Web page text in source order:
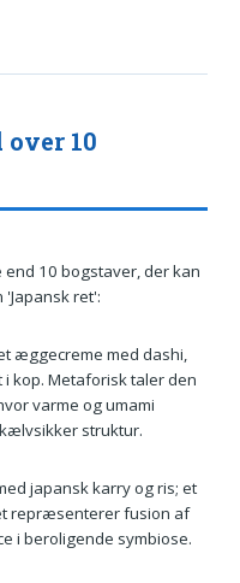
10
10 bogstaver, der kan
ret':
æggecreme med dashi,
kop. Metaforisk taler den
varme og umami
struktur.
japansk karry og ris; et
repræsenterer fusion af
i beroligende symbiose.